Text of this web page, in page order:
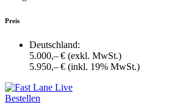
Preis
Deutschland:
5.000,– € (exkl. MwSt.)
5.950,– € (inkl. 19% MwSt.)
Bestellen